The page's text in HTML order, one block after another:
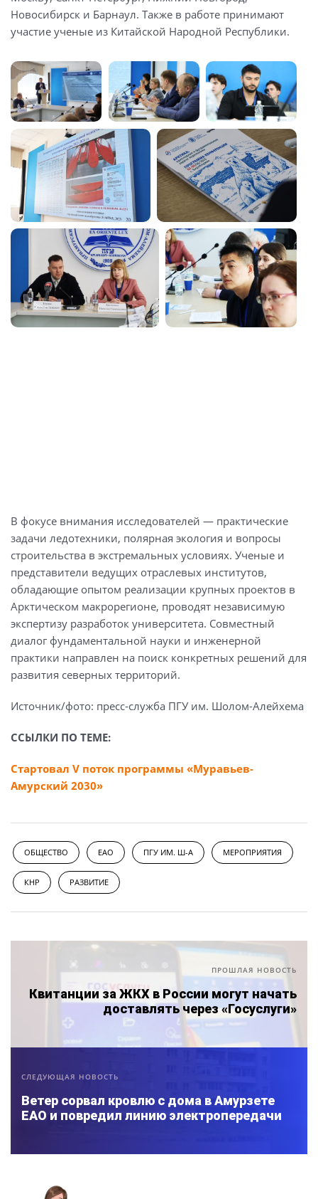
Новосибирск и Барнаул. Также в работе принимают
участие ученые из Китайской Народной Республики.
В фокусе внимания исследователей — практические
задачи ледотехники, полярная экология и вопросы
строительства в экстремальных условиях. Ученые и
представители ведущих отраслевых институтов,
обладающие опытом реализации крупных проектов в
Арктическом макрорегионе, проводят независимую
экспертизу разработок университета. Совместный
диалог фундаментальной науки и инженерной
практики направлен на поиск конкретных решений для
развития северных территорий.
Источник/фото: пресс-служба ПГУ им. Шолом-Алейхема
ССЫЛКИ ПО ТЕМЕ:
Стартовал V поток программы «Муравьев-
Амурский 2030»
ОБЩЕСТВО ЕАО ПГУ ИМ. Ш-А МЕРОПРИЯТИЯ
КНР РАЗВИТИЕ
ПРОШЛАЯ НОВОСТЬ
Квитанции за ЖКХ в России могут начать
доставлять через «Госуслуги»
СЛЕДУЮЩАЯ НОВОСТЬ
Ветер сорвал кровлю с дома в Амурзете
ЕАО и повредил линию электропередачи